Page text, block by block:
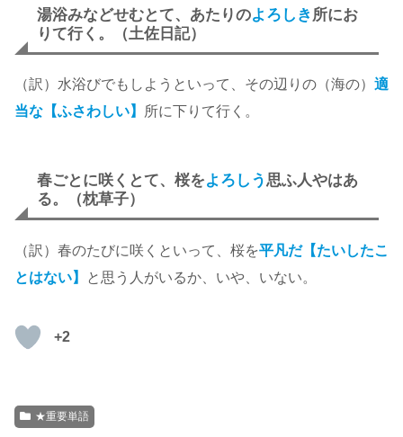
湯浴みなどせむとて、あたりのよろしき 所にお
りて行く。（土佐日記）
（訳）水浴びでもしようといって、その辺りの（海の） 適
当な【ふさわしい】
所に下りて行く。
春ごとに咲くとて、桜をよろしう思ふ人やはあ
る。（枕草子）
（訳）春のたびに咲くといって、桜を平凡だ【たいしたこ
とはない】
と思う人がいるか、いや、いない。
+2
★重要単語